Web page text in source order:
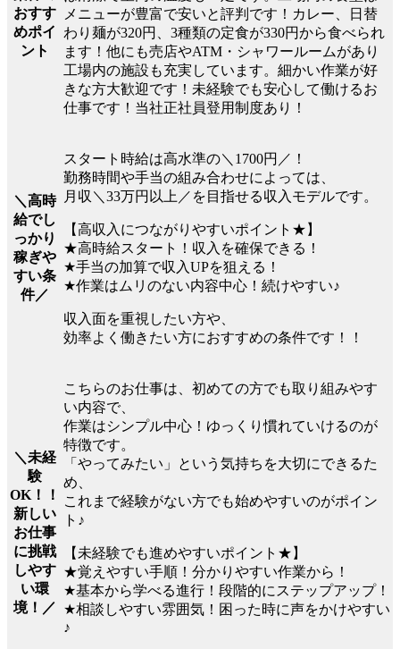
おすす
めポイ
ント
メニューが豊富で安いと評判です！カレー、日替
わり麺が320円、3種類の定食が330円から食べられ
ます！他にも売店やATM・シャワールームがあり
工場内の施設も充実しています。細かい作業が好
きな方大歓迎です！未経験でも安心して働けるお
仕事です！当社正社員登用制度あり！
＼高時
給でし
っかり
稼ぎや
すい条
件／
スタート時給は高水準の＼1700円／！
勤務時間や手当の組み合わせによっては、
月収＼33万円以上／を目指せる収入モデルです。
【高収入につながりやすいポイント★】
★高時給スタート！収入を確保できる！
★手当の加算で収入UPを狙える！
★作業はムリのない内容中心！続けやすい♪
収入面を重視したい方や、
効率よく働きたい方におすすめの条件です！！
＼未経
験
OK！！
新しい
お仕事
に挑戦
しやす
い環
境！／
こちらのお仕事は、初めての方でも取り組みやす
い内容で、
作業はシンプル中心！ゆっくり慣れていけるのが
特徴です。
「やってみたい」という気持ちを大切にできるた
め、
これまで経験がない方でも始めやすいのがポイン
ト♪
【未経験でも進めやすいポイント★】
★覚えやすい手順！分かりやすい作業から！
★基本から学べる進行！段階的にステップアップ！
★相談しやすい雰囲気！困った時に声をかけやすい
♪